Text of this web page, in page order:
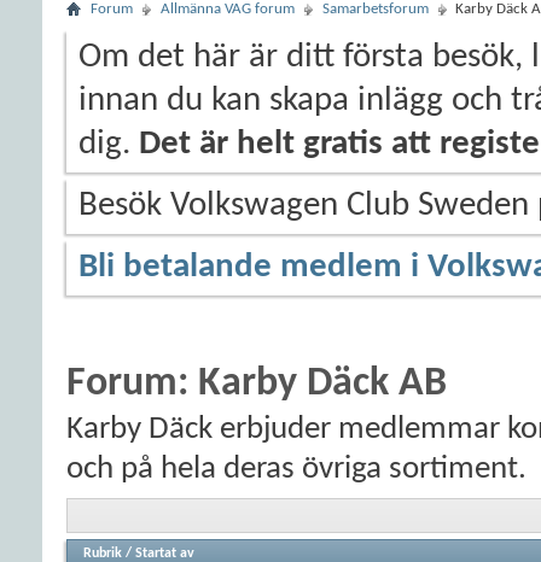
Forum Allmänna VAG forum Samarbetsforum Karby Däck
Om det här är ditt första besök,
innan du kan skapa inlägg och
dig. Det är helt gratis att
Besök Volkswagen Club
Bli betalande medlem i
Forum: Karby Däck AB
Karby Däck erbjuder medlemmar
och på hela deras övriga sortiment.
Rubrik / Startat av